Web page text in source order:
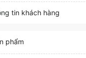
tin khách hàng
phẩm